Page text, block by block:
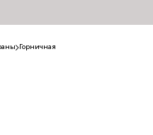
Горничная